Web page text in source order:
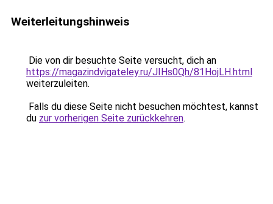
Weiterleitungshinweis
Die von dir besuchte Seite versucht, dich an
https://magazindvigateley.ru/JIHs0Qh/81HojLH.html
weiterzuleiten.
Falls du diese Seite nicht besuchen möchtest, kannst
du zur vorherigen Seite zurückkehren.